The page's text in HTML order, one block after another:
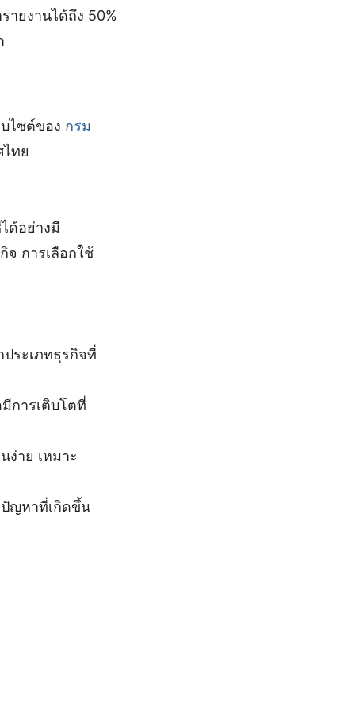
ายงานได้ถึง 50%
ไซต์ของ กรม
ทย
ด้อย่างมี
การเลือกใช้
ระเภทธุรกิจที่
การเติบโตที่
ง่าย เหมาะ
ญหาที่เกิดขึ้น